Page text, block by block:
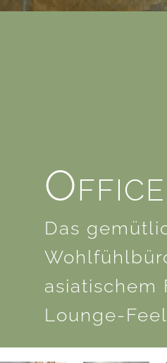
Das
asiatischem
Lounge-